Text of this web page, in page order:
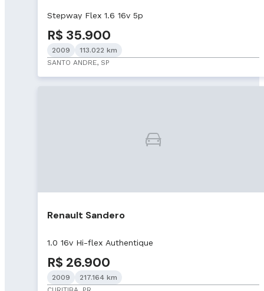
Stepway Flex 1.6 16v 5p
R$ 35.900
2009
113.022 km
SANTO ANDRE, SP
Renault Sandero
1.0 16v Hi-flex Authentique
R$ 26.900
2009
217.164 km